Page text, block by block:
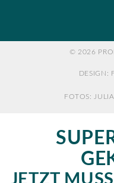
© 2026
DESIGN:
FOTOS: